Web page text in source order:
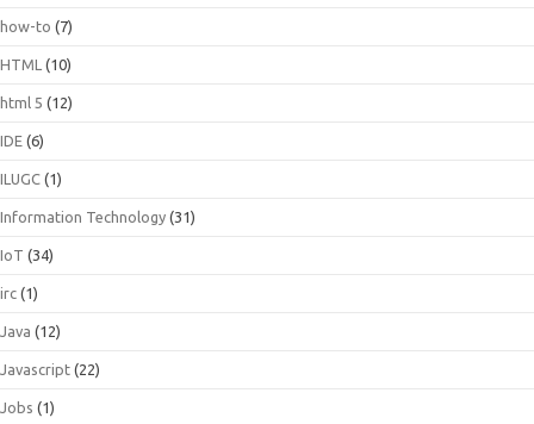
how-to (7)
HTML (10)
html 5 (12)
IDE (6)
ILUGC (1)
Information Technology (31)
IoT (34)
irc (1)
Java (12)
Javascript (22)
Jobs (1)